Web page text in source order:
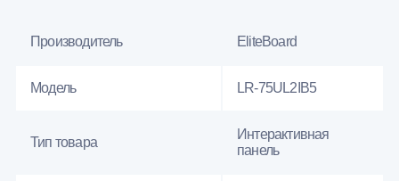
Производитель EliteBoard
Модель LR-75UL2IB5
Тип товара
Интерактивная
панель